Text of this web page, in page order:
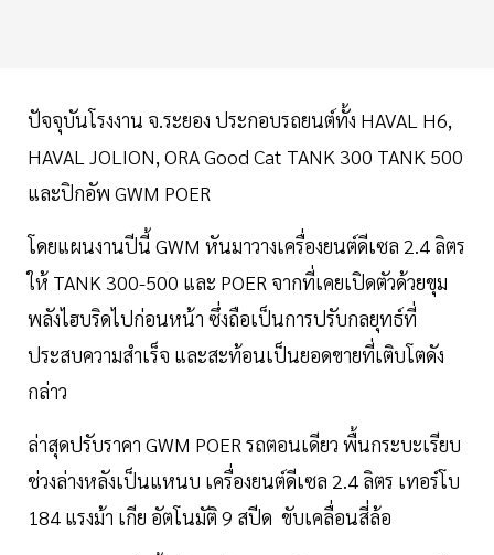
ปัจจุบันโรงงาน จ.ระยอง ประกอบรถยนต์ทั้ง HAVAL H6,
HAVAL JOLION, ORA Good Cat TANK 300 TANK 500
และปิกอัพ GWM POER
โดยแผนงานปีนี้ GWM หันมาวางเครื่องยนต์ดีเซล 2.4 ลิตร
ให้ TANK 300-500 และ POER จากที่เคยเปิดตัวด้วยขุม
พลังไฮบริดไปก่อนหน้า ซึ่งถือเป็นการปรับกลยุทธ์ที่
ประสบความสำเร็จ และสะท้อนเป็นยอดขายที่เติบโตดัง
กล่าว
ล่าสุดปรับราคา GWM POER รถตอนเดียว พื้นกระบะเรียบ
ช่วงล่างหลังเป็นแหนบ เครื่องยนต์ดีเซล 2.4 ลิตร เทอร์โบ
184 แรงม้า เกีย อัตโนมัติ 9 สปีด ขับเคลื่อนสี่ล้อ